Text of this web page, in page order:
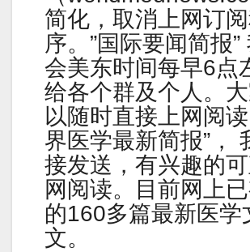
简化，取消上网订
序。”国际要闻简报”
会美东时间每早6点
给各个群及个人。
以随时直接上网阅读
界医学最新简报”，
接发送，有兴趣的
网阅读。目前网上
的160多篇最新医学
文。